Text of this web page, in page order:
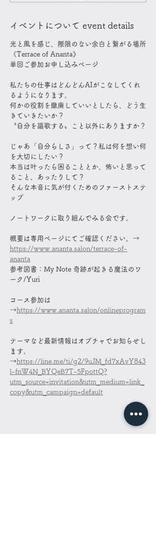
イベントについて event details
光と風を感じ、際限のない余白と繋がる場所
​《Terrace of Ananta》
単回ご参加お申し込みページ
私たちの仕事はどんどんAIがこなしてくれ
るようになります。
何かの役割を撤廃していいとしたら、どう生
きていきたいか？
〝自分を謳歌する〟こと以外にありますか？
​じゃあ「自分らしさ」って？私は何を想い何
を大切にしたい？
本当は叶ったら困ることとか、怖いと思って
ること、あったりして？
そんな本音に気が付くためのファーストステ
ップ​
ノートワークに取り組んでみる会です。
概要は専用ページにてご確認ください。→
https://www.ananta.salon/terrace-of-
ananta
参考図書：My Note 奇跡が起きる魔法のワ
ーク/Yuri
コース参加は
→https://www.ananta.salon/onlineprogram
s
テーマなど最新情報はオプチャでお知らせし
ます。
→https://line.me/ti/g2/9uJM_fd7xAvY843
l-fnW4N_BYQeB7T-5FpottQ?
utm_source=invitation&utm_medium=link_
copy&utm_campaign=default